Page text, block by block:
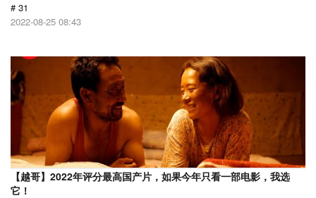
# 31
2022-08-25 08:43
【越哥】2022年评分最高国产片，如果今年只看一部电影，我选
它！